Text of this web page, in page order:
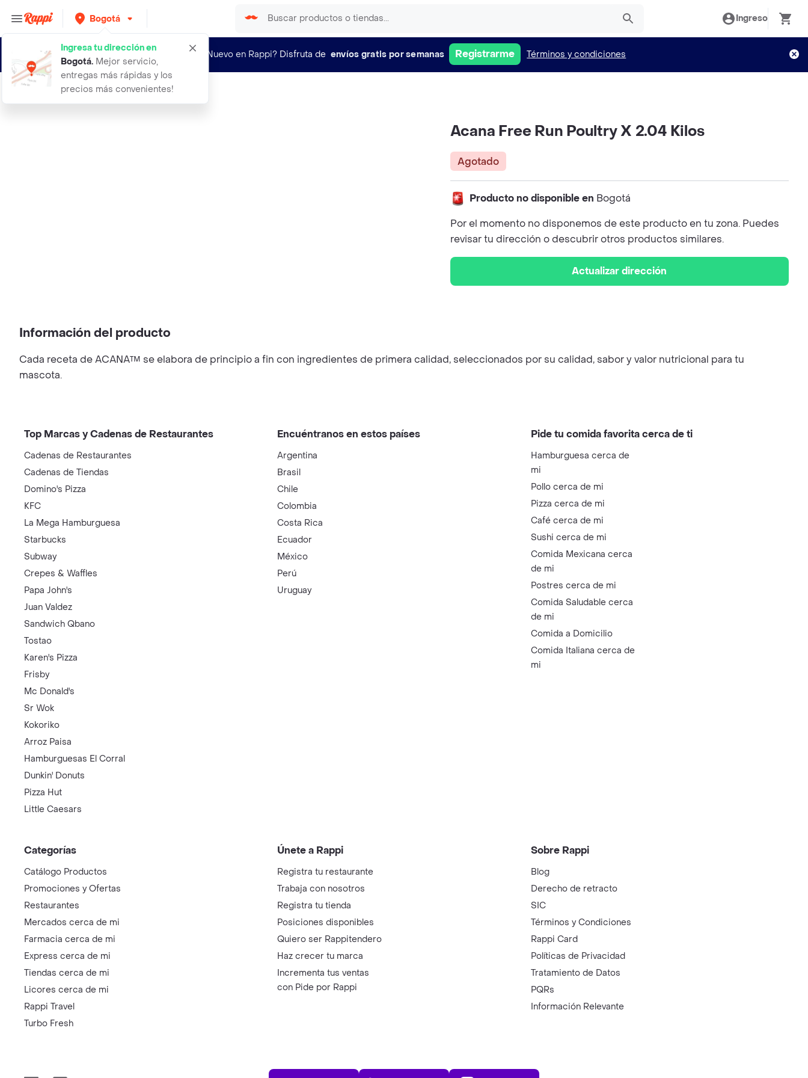
Bogotá
Ingresa tu dirección en
Bogotá. Mejor servicio,
entregas más rápidas y los
precios más convenientes!
Ingreso
¿Nuevo en Rappi? Disfruta de envíos gratis por semanas Registrarme Términos y condiciones
acana free run poultry x 204 kilos
Acana Free Run Poultry X 2.04 Kilos
Agotado
Producto no disponible en Bogotá
Por el momento no disponemos de este producto en tu zona. Puedes
revisar tu dirección o descubrir otros productos similares.
Actualizar dirección
Información del producto
Cada receta de ACANA™ se elabora de principio a fin con ingredientes de primera calidad, seleccionados por su calidad, sabor y valor nutricional para tu
mascota.
Top Marcas y Cadenas de Restaurantes
Cadenas de Restaurantes
Cadenas de Tiendas
Domino's Pizza
KFC
La Mega Hamburguesa
Starbucks
Subway
Crepes & Waffles
Papa John's
Juan Valdez
Sandwich Qbano
Tostao
Karen's Pizza
Frisby
Mc Donald's
Sr Wok
Kokoriko
Arroz Paisa
Hamburguesas El Corral
Dunkin' Donuts
Pizza Hut
Little Caesars
Encuéntranos en estos países
Argentina
Brasil
Chile
Colombia
Costa Rica
Ecuador
México
Perú
Uruguay
Pide tu comida favorita cerca de ti
Hamburguesa cerca de
mi
Pollo cerca de mi
Pizza cerca de mi
Café cerca de mi
Sushi cerca de mi
Comida Mexicana cerca
de mi
Postres cerca de mi
Comida Saludable cerca
de mi
Comida a Domicilio
Comida Italiana cerca de
mi
Categorías
Catálogo Productos
Promociones y Ofertas
Restaurantes
Mercados cerca de mi
Farmacia cerca de mi
Express cerca de mi
Tiendas cerca de mi
Licores cerca de mi
Rappi Travel
Turbo Fresh
Únete a Rappi
Registra tu restaurante
Trabaja con nosotros
Registra tu tienda
Posiciones disponibles
Quiero ser Rappitendero
Haz crecer tu marca
Incrementa tus ventas
con Pide por Rappi
Sobre Rappi
Blog
Derecho de retracto
SIC
Términos y Condiciones
Rappi Card
Políticas de Privacidad
Tratamiento de Datos
PQRs
Información Relevante
App Store Play Store AppGallery